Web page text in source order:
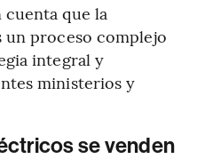
que la
proceso complejo
integral y
ministerios y
se venden